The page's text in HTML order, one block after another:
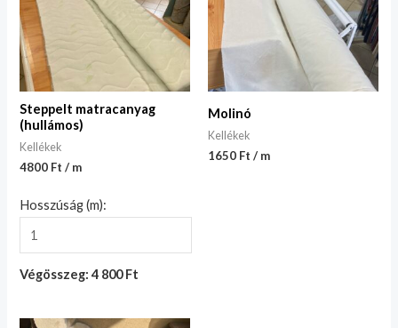
Steppelt matracanyag
(hullámos)
Kellékek
4800 Ft / m
Hosszúság (m):
Végösszeg: 4 800 Ft
Molinó
Kellékek
1650 Ft / m